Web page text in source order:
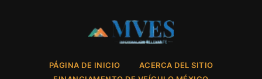
PÁGINA DE INICIO
ACERCA DEL SITIO